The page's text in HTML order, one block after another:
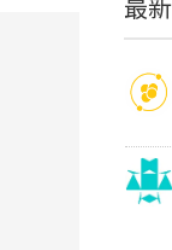
最